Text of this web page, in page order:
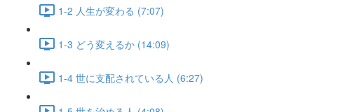
1-2 人生が変わる (7:07)
1-3 どう変えるか (14:09)
1-4 世に支配されている人 (6:27)